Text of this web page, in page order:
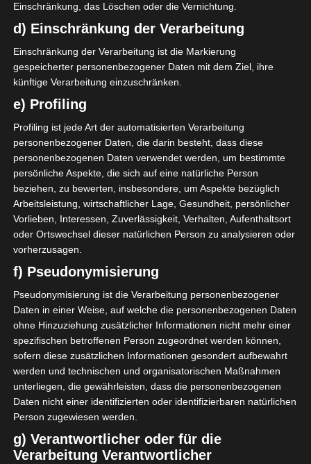
Kniegelenk eine
Fehlstellung vorliegt.
OP – 3 Tage
Der Op-Termin rückt
Einschränkung, das Löschen oder die Vernichtung.
d) Einschränkung der Verarbeitung
Einschränkung der Verarbeitung ist die Markierung
gespeicherter personenbezogener Daten mit dem Ziel, ihre
künftige Verarbeitung einzuschränken.
e) Profiling
Profiling ist jede Art der automatisierten Verarbeitung
personenbezogener Daten, die darin besteht, dass diese
personenbezogenen Daten verwendet werden, um bestimmte
persönliche Aspekte, die sich auf eine natürliche Person
beziehen, zu bewerten, insbesondere, um Aspekte bezüglich
Arbeitsleistung, wirtschaftlicher Lage, Gesundheit, persönlicher
Vorlieben, Interessen, Zuverlässigkeit, Verhalten, Aufenthaltsort
oder Ortswechsel dieser natürlichen Person zu analysieren oder
vorherzusagen.
f) Pseudonymisierung
Pseudonymisierung ist die Verarbeitung personenbezogener
Daten in einer Weise, auf welche die personenbezogenen Daten
ohne Hinzuziehung zusätzlicher Informationen nicht mehr einer
spezifischen betroffenen Person zugeordnet werden können,
sofern diese zusätzlichen Informationen gesondert aufbewahrt
werden und technischen und organisatorischen Maßnahmen
unterliegen, die gewährleisten, dass die personenbezogenen
Daten nicht einer identifizierten oder identifizierbaren natürlichen
Person zugewiesen werden.
g) Verantwortlicher oder für die
Verarbeitung Verantwortlicher